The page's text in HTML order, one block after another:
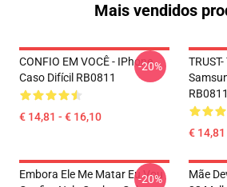
Mais vendidos
CONFIO EM VOCÊ - IPhone
Caso Difícil RB0811
€ 14,81 - € 16,10
-20%
RB0811
€
Embora Ele Me Matar Eu Vou
-20%
Mãe